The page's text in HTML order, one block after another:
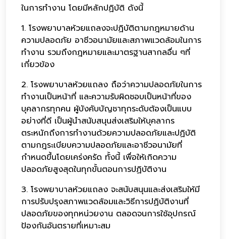
ในการทำงาน โดยมีหลักปฏิบัติ ดังนี้
1. โรงพยาบาลห้วยแถลงจะปฏิบัติตามกฎหมายด้าน
ความปลอดภัย อาชีวอนามัยและสภาพแวดล้อมในการ
ทำงาน รวมถึงกฎหมายและมาตรฐานสากลอื่น ๆที่
เกี่ยวข้อง
2. โรงพยาบาลห้วยแถลง ถือว่าความปลอดภัยในการ
ทำงานเป็นหน้าที่ และความรับผิดชอบเป็นหน้าที่ของ
บุคลากรทุกคน ผู้บังคับบัญชาทุกระดับต้องเป็นแบบ
อย่างที่ดี เป็นผู้นำสนับสนุนส่งเสริมให้บุคลากร
ตระหนักถึงการทำงานด้วยความปลอดภัยและปฏิบัติ
ตามกฎระเบียบความปลอดภัยและอาชีวอนามัยที่
กำหนดขึ้นโดยเคร่งครัด ทั้งนี้ เพื่อให้เกิดความ
ปลอดภัยสูงสุดในทุกขั้นตอนการปฏิบัติงาน
3. โรงพยาบาลห้วยแถลง จะสนับสนุนและส่งเสริมให้มี
การปรับปรุงสภาพแวดล้อมและวิธีการปฏิบัติงานที่
ปลอดภัยของทุกหน่วยงาน ตลอดจนการใช้อุปกรณ์
ป้องกันอันตรายที่เหมาะสม